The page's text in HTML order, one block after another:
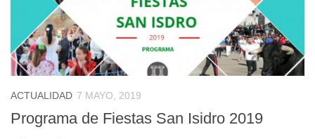
ACTUALIDAD 7 MAYO, 2019
Programa de Fiestas San Isidro 2019